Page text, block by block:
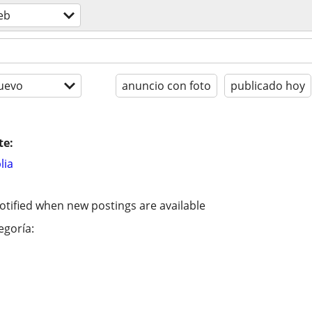
anuncio con foto publicado hoy
when new postings are available